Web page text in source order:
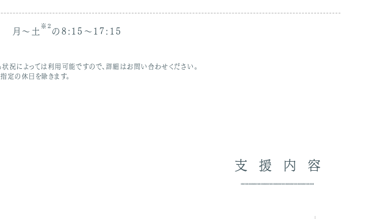
月～土
※2
の8:15～17:15
によっては利用可能ですので、詳細はお問い合わせください。
の休日を除きます。
支援内容